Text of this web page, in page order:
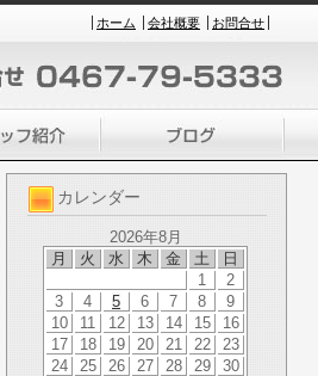
ホーム 会社概要 お問合せ
カレンダー
2026年8月
月
火 水 木 金 土 日
1
2
3
4 5 6 7 8
9
10
11 12 13 14 15
16
17
18 19 20 21 22
23
24
25 26 27 28 29
30